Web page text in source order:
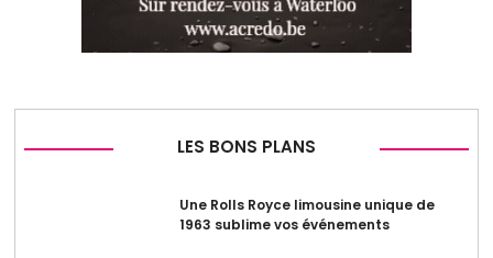
LES BONS PLANS
Une Rolls Royce limousine unique de
1963 sublime vos événements